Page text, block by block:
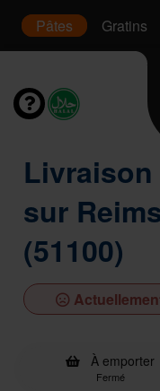
Pâtes Gratins
Livraison
sur
(51100)
À emporter
Fermé